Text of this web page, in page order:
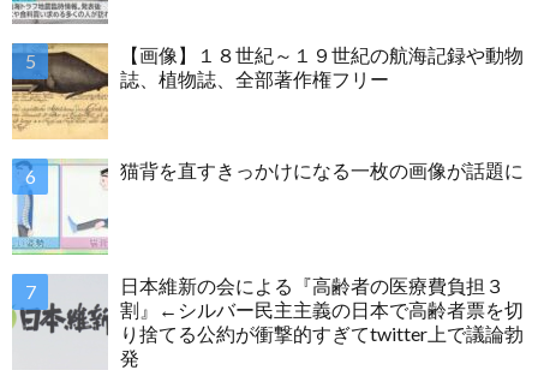
【画像】１８世紀～１９世紀の航海記録や動物
誌、植物誌、全部著作権フリー
猫背を直すきっかけになる一枚の画像が話題に
日本維新の会による『高齢者の医療費負担３
割』←シルバー民主主義の日本で高齢者票を切
り捨てる公約が衝撃的すぎてtwitter上で議論勃
発